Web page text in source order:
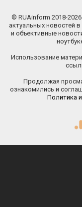
© RUAinform 2018-
актуальных новостей
и объективные
Использование
Продолжая
ознакомились и
Политика